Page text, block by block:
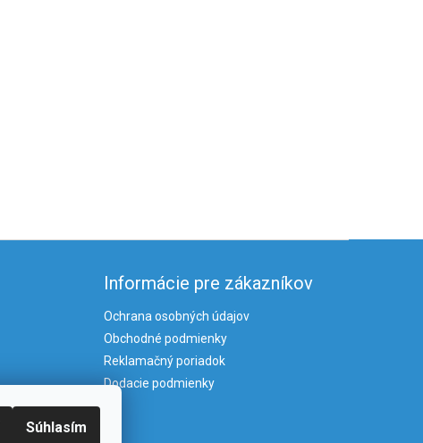
Súhlasím
Informácie pre zákazníkov
Ochrana osobných údajov
Obchodné podmienky
Reklamačný poriadok
Dodacie podmienky